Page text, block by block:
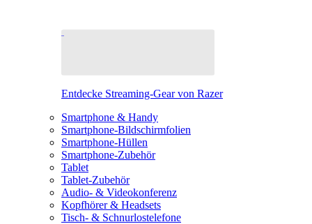
Entdecke Streaming-Gear von Razer
Smartphone & Handy
Smartphone-Bildschirmfolien
Smartphone-Hüllen
Smartphone-Zubehör
Tablet
Tablet-Zubehör
Audio- & Videokonferenz
Kopfhörer & Headsets
Tisch- & Schnurlostelefone